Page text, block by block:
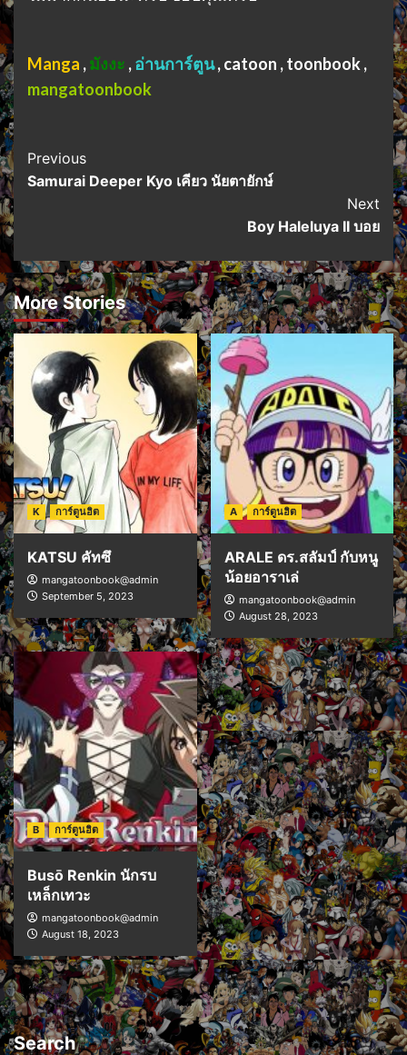
Manga ,มังงะ ,อ่านการ์ตูน, catoon , toonbook ,
mangatoonbook
Post
Navigation
Previous
Samurai Deeper Kyo เคียว นัยตายักษ์
Next
Boy Haleluya II บอย
More Stories
K การ์ตูนฮิต
KATSU คัทซึ
mangatoonbook@admin
September 5, 2023
A การ์ตูนฮิต
ARALE ดร.สลัมป์ กับหนู
น้อยอาราเล่
mangatoonbook@admin
August 28, 2023
B การ์ตูนฮิต
Busō Renkin นักรบ
เหล็กเทวะ
mangatoonbook@admin
August 18, 2023
Search